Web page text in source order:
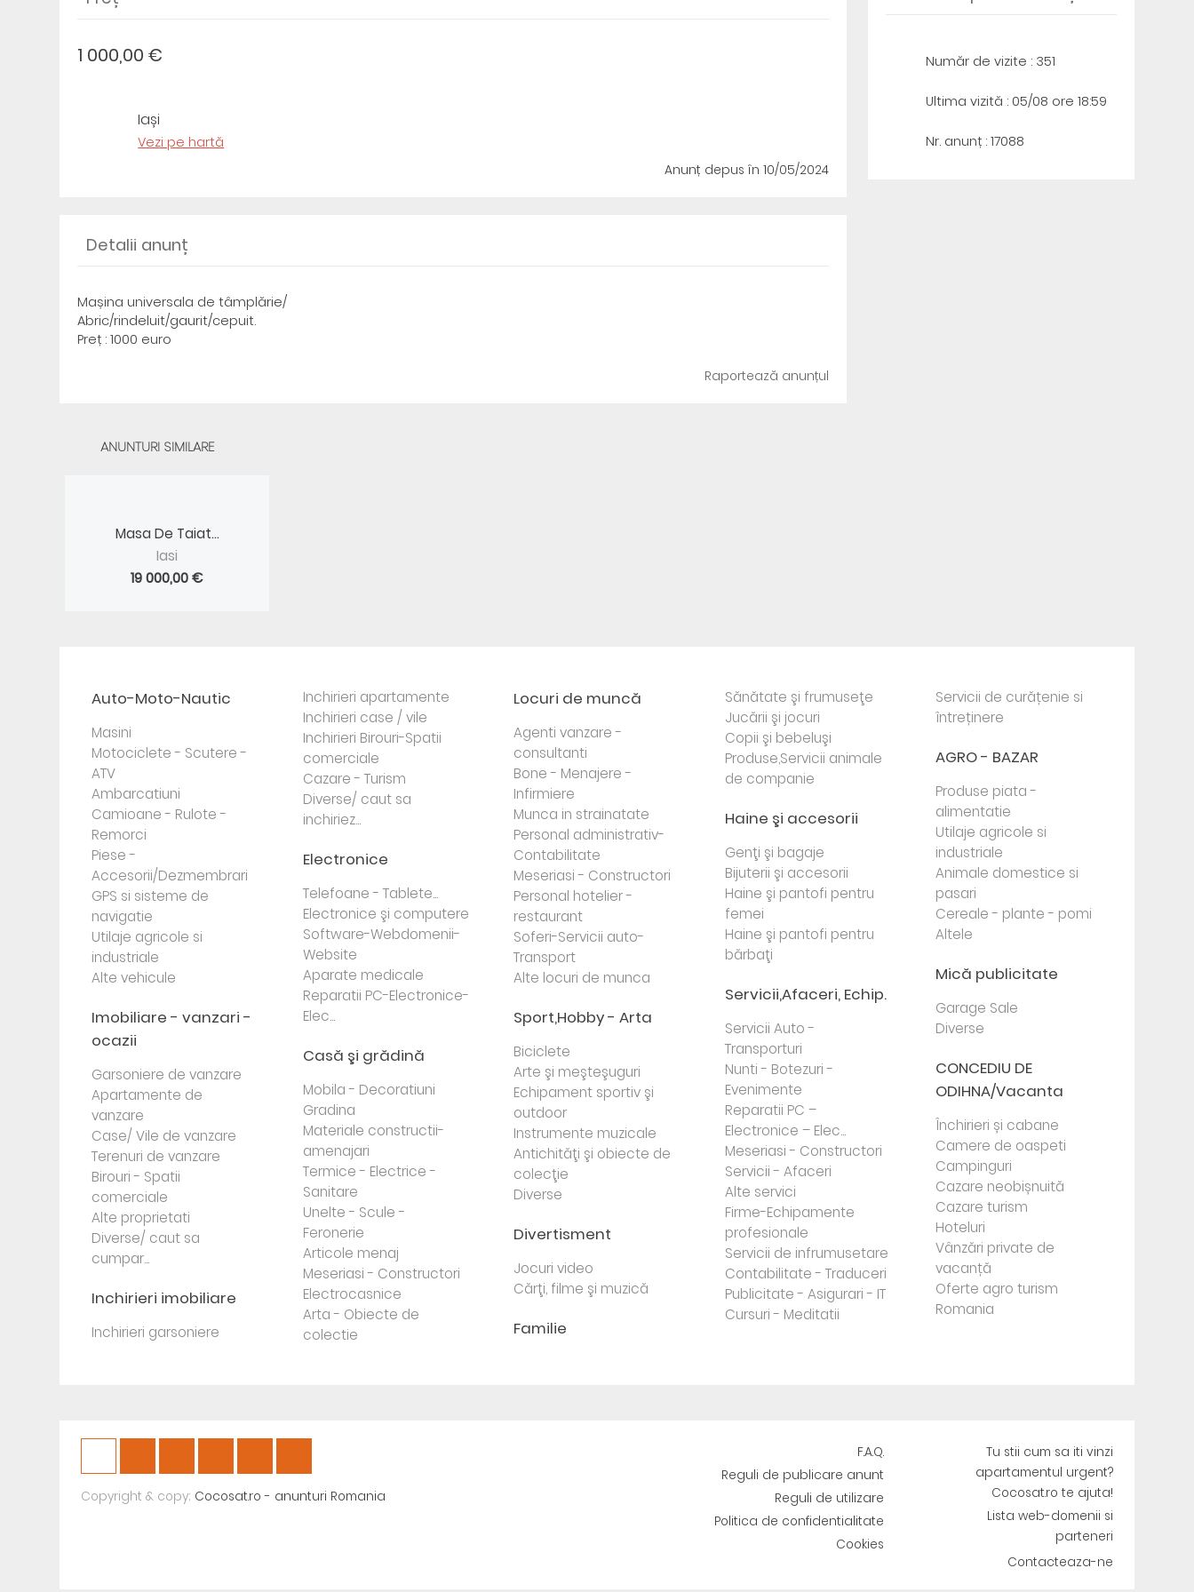
1 000,00 €
Iași
Vezi pe hartă
Anunț depus în 10/05/2024
Detalii anunț
Mașina universala de tâmplărie/
Abric/rindeluit/gaurit/cepuit.
Preț : 1000 euro
Raportează anunțul
Număr de vizite : 351
Ultima vizită : 05/08 ore 18:59
Nr. anunț : 17088
ANUNTURI SIMILARE
Masa De Taiat...
Iasi
19 000,00 €
Auto-Moto-Nautic
Masini
Motociclete - Scutere -
ATV
Ambarcatiuni
Camioane - Rulote -
Remorci
Piese -
Accesorii/Dezmembrari
GPS si sisteme de
navigatie
Utilaje agricole si
industriale
Alte vehicule
Imobiliare - vanzari -
ocazii
Garsoniere de vanzare
Apartamente de
vanzare
Case/ Vile de vanzare
Terenuri de vanzare
Birouri - Spatii
comerciale
Alte proprietati
Diverse/ caut sa
cumpar...
Inchirieri imobiliare
Inchirieri garsoniere
Inchirieri apartamente
Inchirieri case / vile
Inchirieri Birouri-Spatii
comerciale
Cazare - Turism
Diverse/ caut sa
inchiriez...
Electronice
Telefoane - Tablete...
Electronice şi computere
Software-Webdomenii-
Website
Aparate medicale
Reparatii PC-Electronice-
Elec...
Casă şi grădină
Mobila - Decoratiuni
Gradina
Materiale constructii-
amenajari
Termice - Electrice -
Sanitare
Unelte - Scule -
Feronerie
Articole menaj
Meseriasi - Constructori
Electrocasnice
Arta - Obiecte de
colectie
Locuri de muncă
Agenti vanzare -
consultanti
Bone - Menajere -
Infirmiere
Munca in strainatate
Personal administrativ-
Contabilitate
Meseriasi - Constructori
Personal hotelier -
restaurant
Soferi-Servicii auto-
Transport
Alte locuri de munca
Sport,Hobby - Arta
Biciclete
Arte şi meşteşuguri
Echipament sportiv şi
outdoor
Instrumente muzicale
Antichităţi şi obiecte de
colecţie
Diverse
Divertisment
Jocuri video
Cărţi, filme şi muzică
Familie
Sănătate şi frumuseţe
Jucării şi jocuri
Copii şi bebeluşi
Produse,Servicii animale
de companie
Haine şi accesorii
Genţi şi bagaje
Bijuterii şi accesorii
Haine şi pantofi pentru
femei
Haine şi pantofi pentru
bărbaţi
Servicii,Afaceri, Echip.
Servicii Auto -
Transporturi
Nunti - Botezuri -
Evenimente
Reparatii PC –
Electronice – Elec...
Meseriasi - Constructori
Servicii - Afaceri
Alte servici
Firme-Echipamente
profesionale
Servicii de infrumusetare
Contabilitate - Traduceri
Publicitate - Asigurari - IT
Cursuri - Meditatii
Servicii de curățenie si
întreținere
AGRO - BAZAR
Produse piata -
alimentatie
Utilaje agricole si
industriale
Animale domestice si
pasari
Cereale - plante - pomi
Altele
Mică publicitate
Garage Sale
Diverse
CONCEDIU DE
ODIHNA/Vacanta
Închirieri și cabane
Camere de oaspeti
Campinguri
Cazare neobișnuită
Cazare turism
Hoteluri
Vânzări private de
vacanță
Oferte agro turism
Romania
Copyright & copy; Cocosat.ro - anunturi Romania
F.A.Q.
Reguli de publicare anunt
Reguli de utilizare
Politica de confidentialitate
Cookies
Tu stii cum sa iti vinzi
apartamentul urgent?
Cocosat.ro te ajuta!
Lista web-domenii si
parteneri
Contacteaza-ne